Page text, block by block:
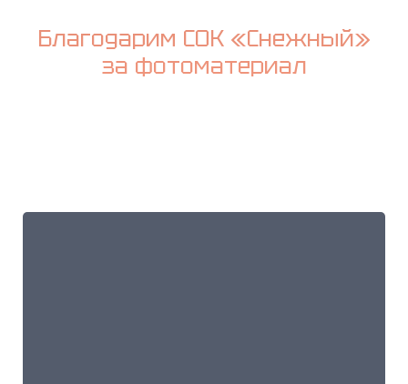
Благодарим СОК «Снежный»
за фотоматериал